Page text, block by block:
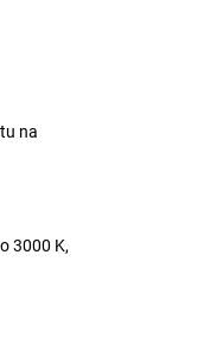
na
3000 K,